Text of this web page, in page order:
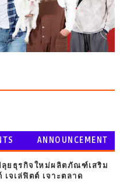
ANNOUNCEMENT
ลุยธุรกิจใหม่ผลิตภัณฑ์เสริม
จเล่ฟิตต์ เจาะตลาด